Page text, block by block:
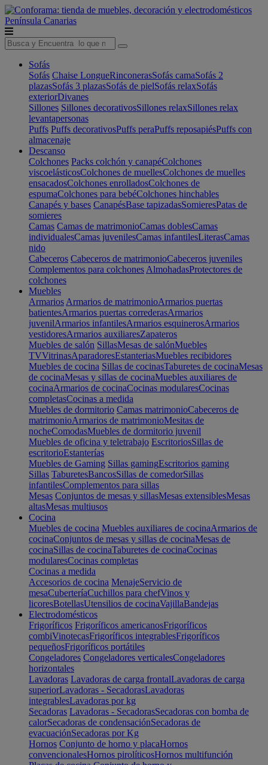
Península Canarias
Sofás
Sofás Chaise LongueRinconerasSofás camaSofás 2
plazasSofás 3 plazasSofás de pielSofás relaxSofás
exteriorDivanes
Sillones Sillones decorativosSillones relaxSillones relax
levantapersonas
Puffs Puffs decorativosPuffs peraPuffs reposapiésPuffs con
almacenaje
Descanso
Colchones Packs colchón y canapéColchones
viscoelásticosColchones de muellesColchones de muelles
ensacadosColchones enrolladosColchones de
espumaColchones para bebéColchones hinchables
Canapés y bases CanapésBase tapizadasSomieresPatas de
somieres
Camas Camas de matrimonioCamas doblesCamas
individualesCamas juvenilesCamas infantilesLiterasCamas
nido
Cabeceros Cabeceros de matrimonioCabeceros juveniles
Complementos para colchones AlmohadasProtectores de
colchones
Muebles
Armarios Armarios de matrimonioArmarios puertas
batientesArmarios puertas correderasArmarios
juvenilArmarios infantilesArmarios esquinerosArmarios
vestidoresArmarios auxiliaresZapateros
Muebles de salón SillasMesas de salónMuebles
TVVitrinasAparadoresEstanteriasMuebles recibidores
Muebles de cocina Sillas de cocinasTaburetes de cocinaMesas
de cocinaMesas y sillas de cocinaMuebles auxiliares de
cocinaArmarios de cocinaCocinas modularesCocinas
completasCocinas a medida
Muebles de dormitorio Camas matrimonioCabeceros de
matrimonioArmarios de matrimonioMesitas de
nocheComodasMuebles de dormitorio juvenil
Muebles de oficina y teletrabajo EscritoriosSillas de
escritorioEstanterías
Muebles de Gaming Sillas gamingEscritorios gaming
Sillas TaburetesBancosSillas de comedorSillas
infantilesComplementos para sillas
Mesas Conjuntos de mesas y sillasMesas extensiblesMesas
altasMesas multiusos
Cocina
Muebles de cocina Muebles auxiliares de cocinaArmarios de
cocinaConjuntos de mesas y sillas de cocinaMesas de
cocinaSillas de cocinaTaburetes de cocinaCocinas
modularesCocinas completas
Cocinas a medida
Accesorios de cocina MenajeServicio de
mesaCuberteríaCuchillos para chefVinos y
licoresBotellasUtensilios de cocinaVajillaBandejas
Electrodomésticos
Frigoríficos Frigoríficos americanosFrigoríficos
combiVinotecasFrigoríficos integrablesFrigoríficos
pequeñosFrigoríficos portátiles
Congeladores Congeladores verticalesCongeladores
horizontales
Lavadoras Lavadoras de carga frontalLavadoras de carga
superiorLavadoras - SecadorasLavadoras
integrablesLavadoras por kg
Secadoras Lavadoras - SecadorasSecadoras con bomba de
calorSecadoras de condensaciónSecadoras de
evacuaciónSecadoras por Kg
Hornos Conjunto de horno y placaHornos
convencionalesHornos pirolíticosHornos multifunción